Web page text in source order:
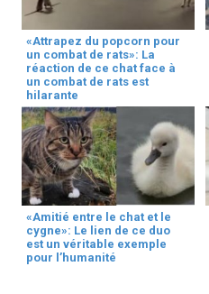
«Attrapez du popcorn pour
un combat de rats»: La
réaction de ce chat face à
un combat de rats est
hilarante
«Amitié entre le chat et le
cygne»: Le lien de ce duo
est un véritable exemple
pour l’humanité